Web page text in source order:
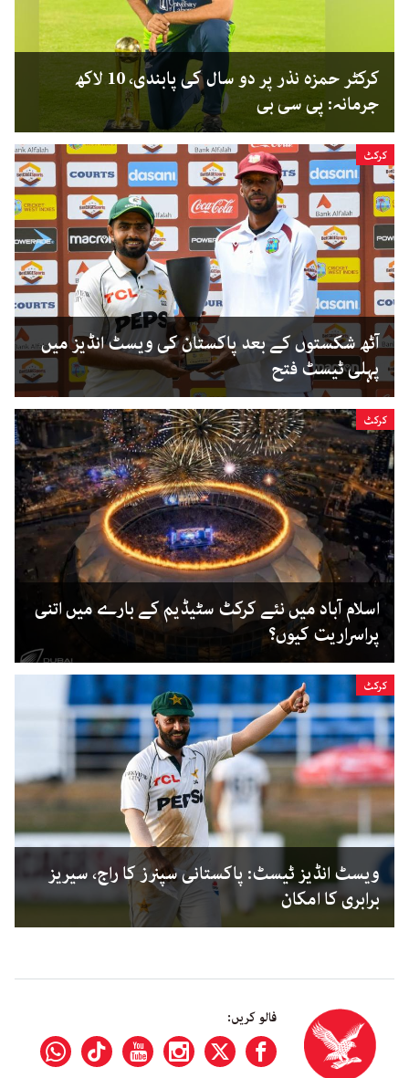
کرکٹر حمزہ نذر پر دو سال کی پابندی، 10 لاکھ
جرمانہ: پی سی بی
کرکٹ
آٹھ شکستوں کے بعد پاکستان کی ویسٹ انڈیز میں
پہلی ٹیسٹ فتح
کرکٹ
اسلام آباد میں نئے کرکٹ سٹیڈیم کے بارے میں اتنی
پراسراریت کیوں؟
کرکٹ
ویسٹ انڈیز ٹیسٹ: پاکستانی سپنرز کا راج، سیریز
برابری کا امکان
فالو کریں: